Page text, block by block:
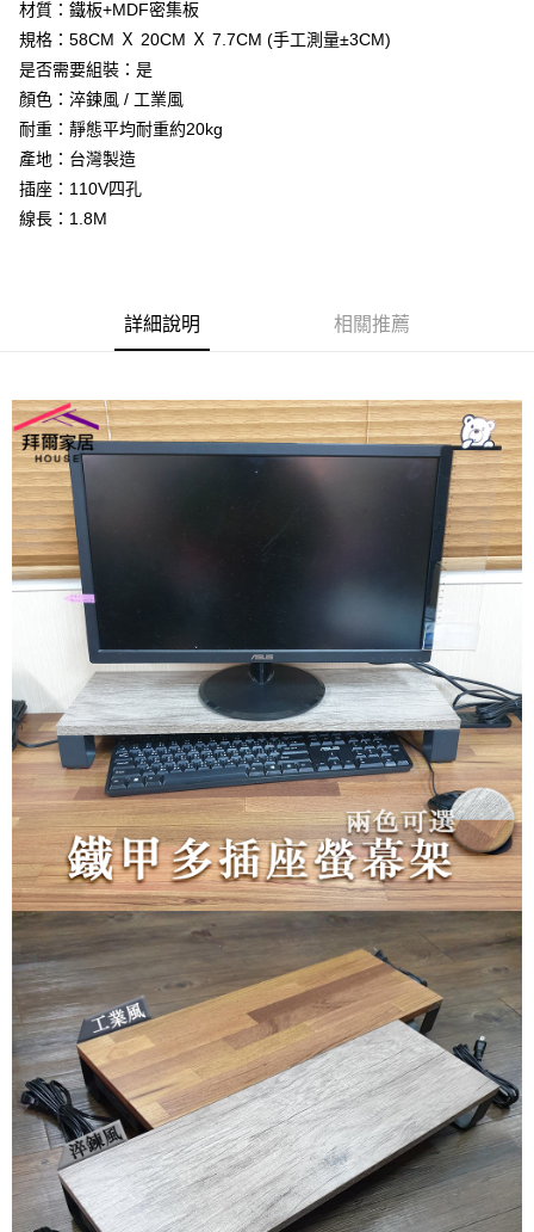
大哥付你分期
相關說明
【大哥付你分期使用說明】
1.本服務由台灣大哥大提供，台灣大哥大用戶可立即使用無須另外申請。
2.付款方式選擇「大哥付你分期」，訂單成立後會自動跳轉到大哥付的交易
成交易。
3.實際核准額度、可分期數及費用金額請依後續交易確認頁面所載為準。
4.訂單成立30分鐘內，如未前往確認交易或遇審核未通過，訂單將自動取
消。如遇「轉專審核」未通過狀況，表示未達大哥付你分期系統評分，恕無
2.透過簡訊連結打開帳單後，可選擇「超商條碼／台灣大直營門市／銀行轉
【注意事項】
1.本服務係由「台灣大哥大股份有限公司」（以下簡稱本公司）所提供，讓
用戶於交易時，得透過本服務購買商品或服務，並由商店將買賣／分期付款
買賣價金債權讓與本公司後，依約使用本公司帳單繳交帳款。
2.基於同意付款使用「大哥付你分期」之契約關係目的，商店將以您的個人
資料（包含姓名、電話或地址）提供予台灣大哥大進項蒐集、處理及利用，
由本公司與您本人進行分期帳單所需資料之確認、核對及更正。
3.完整用戶服務條款，請詳閱以下連結：
https://oppay.tw/userRule
AFTEE先享後付
相關說明
【關於「AFTEE先享後付」】
便利好安心！
１．簡單：不需註冊會員、不需綁卡、不需儲值。
１．於結帳方式選擇「AFTEE先享後付」後，將跳轉至「AFTEE先享後付」
結帳頁面，進行簡訊認證並確認金額後，即可完成結帳。
ATM／網路銀行／等多元方式進行付款，方視為交易完成。
※ 請注意：結帳手續完成當下不需立刻繳費，但若您需要取消訂單，請聯絡
購買商品的店家。未經商家同意取消之訂單仍視為有效，需透過AFTEE先享
後付繳納相關費用。
※ 交易是否成功請以「AFTEE先享後付 」之結帳頁面顯示為準，若有關於
是否繳費成功／繳費後需取消欲退款等相關疑問，請聯繫「AFTEE先享後付
客戶支援中心」
https://netprotections.freshdesk.com/support/home
【注意事項】
１．透過由恩沛科技股份有限公司提供之「AFTEE先享後付」服務完成之交
易，需依本服務之必要範圍內提供個人資料，並將交易相關給付款項請求債
權轉讓予恩沛科技股份有限公司。
２．關於個人資料處理事宜，請瀏覽以下網址：
https://aftee.tw/terms/#terms3
３．未成年的使用者請事先徵得法定代理人或監護人之同意方可使用
「AFTEE先享後付」，若未經同意申辦者引起之損失，本公司不負相關責
任。
４．使用「AFTEE先享後付」時，將依據個別帳號之用戶狀況，依本公司即
時審查核予不同之上限額度；若仍有額度不足之情形，本公司將視審查結果
請求用戶進行身份認證。
５．嚴禁一人註冊多個帳號或使用他人資訊註冊。若發現惡意使用之情形，
恩沛科技股份有限公司將有權停止該用戶之使用額度並採取法律行動。
ATM付款
運送方式
材質：鐵板+MDF密集板
規格：58CM Ｘ 20CM Ｘ 7.7CM (手工測量±3CM)
是否需要組裝：是
顏色：淬鍊風 / 工業風
耐重：靜態平均耐重約20kg
產地：台灣製造
插座：110V四孔
線長：1.8M
詳細說明 相關推薦